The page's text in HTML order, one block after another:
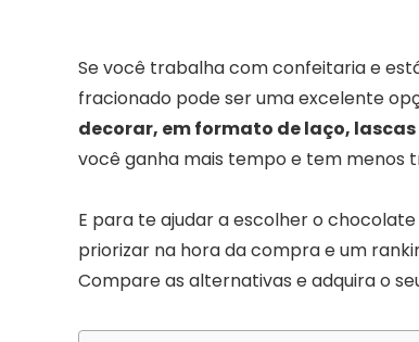
Se você trabalha com confeitaria e
fracionado pode ser uma excelente
decorar, em formato de laço,
você ganha mais tempo e tem menos
E para te ajudar a escolher o
priorizar na hora da compra e um
Compare as alternativas e adquira o